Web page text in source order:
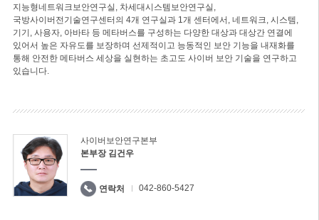
지능형네트워크보안연구실, 차세대시스템보안연구실,
국방사이버전기술연구센터의 4개 연구실과 1개 센터에서, 네트워크, 시스템,
기기, 사용자, 아바타 등 메타버스를 구성하는 다양한 대상과 대상간 연결에
있어서 높은 자유도를 보장하며 선제적이고 능동적인 보안 기능을 내재화를
통해 안전한 메타버스 세상을 실현하는 초고도 사이버 보안 기술을 연구하고
있습니다.
사이버보안연구본부
본부장 김건우
연락처 042-860-5427